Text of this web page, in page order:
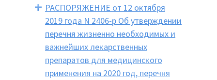
РАСПОРЯЖЕНИЕ от 12 октября
2019 года N 2406-р Об утверждении
перечня жизненно необходимых и
важнейших лекарственных
препаратов для медицинского
применения на 2020 год, перечня